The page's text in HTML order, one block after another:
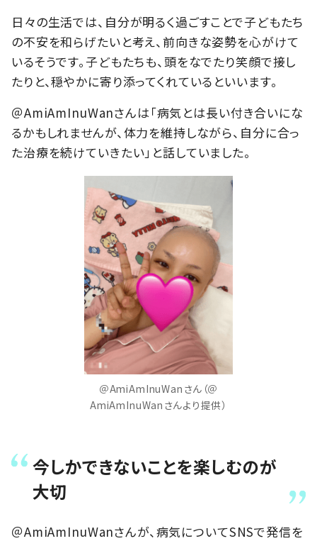
日々の生活では、自分が明るく過ごすことで子どもたち
の不安を和らげたいと考え、前向きな姿勢を心がけて
いるそうです。子どもたちも、頭をなでたり笑顔で接し
たりと、穏やかに寄り添ってくれているといいます。
＠AmiAmInuWanさんは「病気とは長い付き合いにな
るかもしれませんが、体力を維持しながら、自分に合っ
た治療を続けていきたい」と話していました。
＠AmiAmInuWanさん（＠
AmiAmInuWanさんより提供）
今しかできないことを楽しむのが
大切
＠AmiAmInuWanさんが、病気についてSNSで発信を